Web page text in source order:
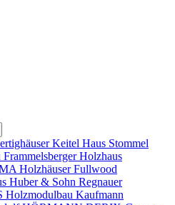
Keitel Haus Stommel
Frammelsberger Holzhaus
HolzhäuserFullwood
Huber & Sohn Regnauer
Holzmodulbau Kaufmann